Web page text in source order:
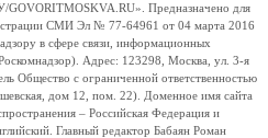
Предназначено для
СМИ Эл № 77-64961 от 04 марта 2016
в сфере связи, информационных
Адрес: 123298, Москва, ул. 3-я
Общество с ограниченной ответственностью
дом 12, пом. 22). Доменное имя сайта
– Российская Федерация и
Главный редактор Бабаян Роман